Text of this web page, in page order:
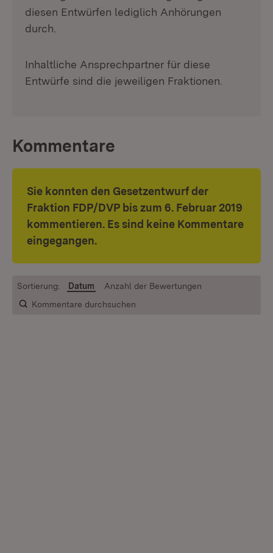
diesen Entwürfen lediglich Anhörungen
durch.
Inhaltliche Ansprechpartner für diese
Entwürfe sind die jeweiligen Fraktionen.
Kommentare
Sie konnten den Gesetzentwurf der
Fraktion FDP/DVP bis zum 6. Februar 2019
kommentieren. Es sind keine Kommentare
eingegangen.
Kommentare durchsuchen
Sortierung: Datum Anzahl der Bewertungen